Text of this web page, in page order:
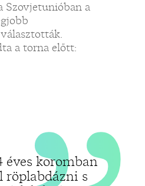
Szovjetunióban a
a torna előtt:
éves koromban
röplabdázni s